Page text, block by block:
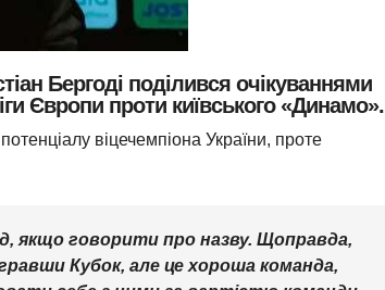
Бергоді поділився очікуваннями
Європи проти київського «Динамо».
віцечемпіона України, проте
якщо говорити про назву. Щоправда,
Кубок, але це хороша команда,